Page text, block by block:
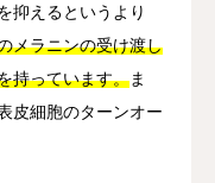
抑えるというより
メラニンの受け渡し
持っています。ま
皮細胞のターンオー